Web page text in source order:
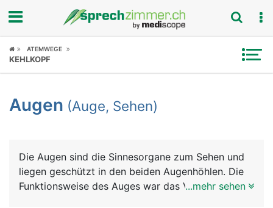
Fokus
Symptome
News
ATEMWEGE
KEHLKOPF
Augen (Auge, Sehen)
Die Augen sind die Sinnesorgane zum Sehen und
liegen geschützt in den beiden Augenhöhlen. Die
Funktionsweise des Auges war das Vorbild für die
...mehr sehen